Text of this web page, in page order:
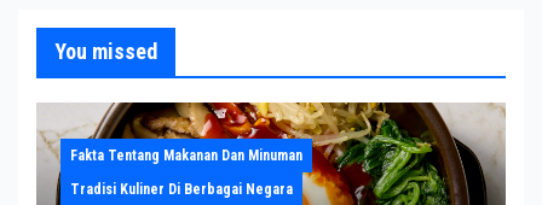
You missed
Fakta Tentang Makanan Dan Minuman
Tradisi Kuliner Di Berbagai Negara